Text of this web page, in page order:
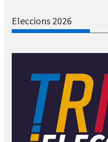
Eleccions 2026